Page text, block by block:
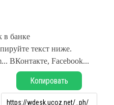
в банке
текст ниже.
ВКонтакте, Facebook...
Копировать